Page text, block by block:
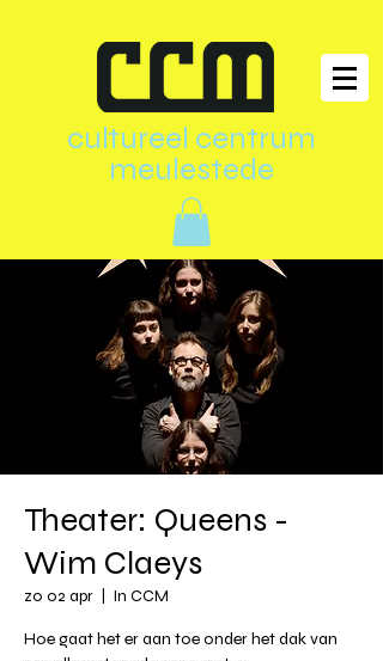
cultureel centrum
meulestede
Theater: Queens -
Wim Claeys
zo 02 apr In CCM
Hoe gaat het er aan toe onder het dak van